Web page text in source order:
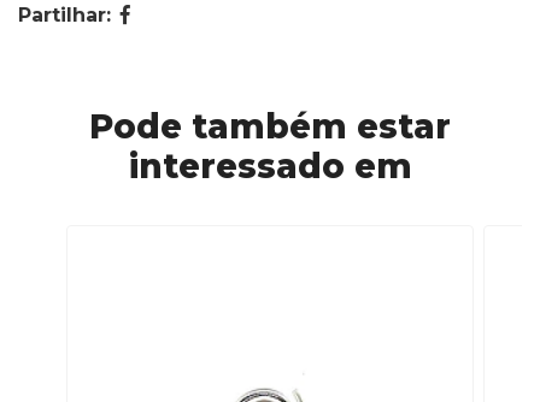
Partilhar:
Pode também estar
interessado em